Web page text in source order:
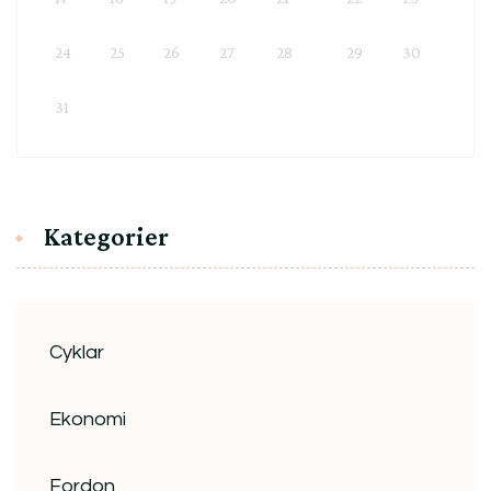
24 25 26 27 28 29 30
31
Kategorier
Cyklar
Ekonomi
Fordon